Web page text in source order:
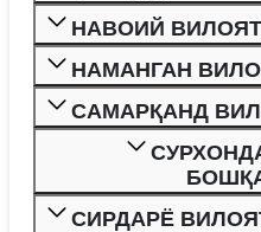
НАВОИЙ
НАМАНГАН
СИРДАРЁ